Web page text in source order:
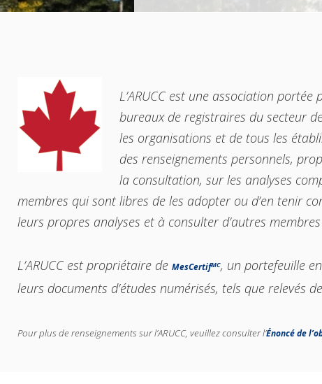
L’ARUCC est une association
bureaux de registraires du secteur
les organisations et de tous les
des renseignements personnels,
la consultation, sur les analyses
membres qui sont libres de les adopter ou d’en tenir
leurs propres analyses et à consulter d’autres
L’ARUCC est propriétaire de MesCertifMC, un portefeuille
leurs documents d’études numérisés, tels que relevés
Pour plus de renseignements sur l’ARUCC, veuillez consulter l’Énoncé de